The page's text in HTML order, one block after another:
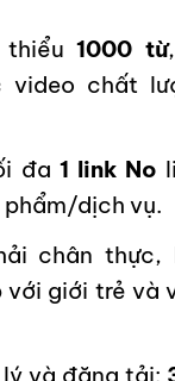
thiểu1000 từ
video chất
đa 1 link No
dịch vụ.
chân thực,
với giới trẻ và
và đăng tải: